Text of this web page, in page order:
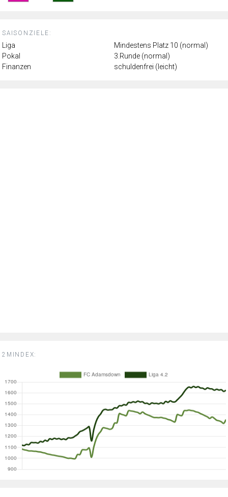
SAISONZIELE:
Liga
Mindestens Platz 10 (normal)
Pokal
3.Runde (normal)
Finanzen
schuldenfrei (leicht)
2MINDEX: